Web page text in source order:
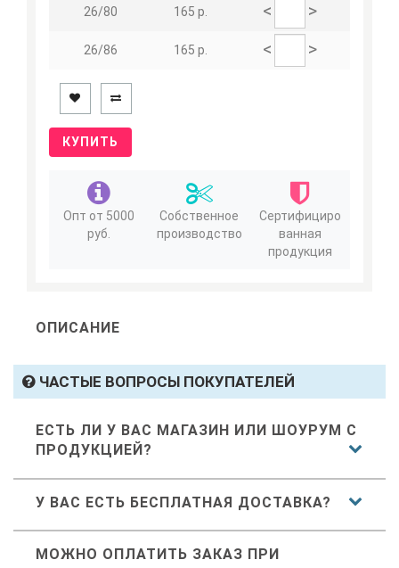
26/80 165 р. < >
26/86 165 р. < >
КУПИТЬ
Опт от 5000
руб.
Собственное
производство
Сертифициро
ванная
продукция
ОПИСАНИЕ
ЧАСТЫЕ ВОПРОСЫ ПОКУПАТЕЛЕЙ
ЕСТЬ ЛИ У ВАС МАГАЗИН ИЛИ ШОУРУМ С
ПРОДУКЦИЕЙ?
У ВАС ЕСТЬ БЕСПЛАТНАЯ ДОСТАВКА?
МОЖНО ОПЛАТИТЬ ЗАКАЗ ПРИ